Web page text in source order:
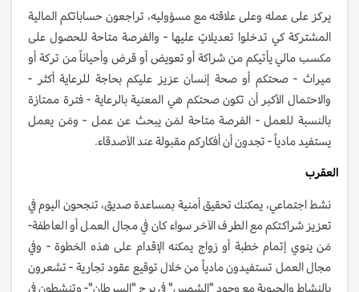
يركز على عمله وعلى علاقته مع مسؤوليه، تراجعون حساباتكم المالية
المشتركة كي تدخلوا تعديلاتٍ عليها - والفرصة متاحة للحصول على
مكسب مالي يأتيكم من شراكة أو تعويض أو قرض وأحياناً من تركة أو
ميراث - صحتكم أو صحة إنسان عزيز عليكم بحاجة للرعاية أكثر -
والاحتمال الأكبر أن تكون صحتكم هي المعنية بالرعاية - فترة ممتازة
بالنسبة للعمل - الفرصة متاحة لمَن يبحث عن عمل - ومَن يعمل
يستفيد مادياً - تجدون أن أفكاركم مقبولة عند الأصدقاء.
العقرب
نشط اجتماعي، يمكنك تحقيق أمنية بمساعدة صديق، تنجحون اليوم في
تعزيز شراكتكم مع الطرف الآخر سواء كان في مجال العمل أو العاطفة-
مَن ينوي إتمام خطبة أو زواج يمكنه الإقدام على هذه الخطوة - وفي
مجال العمل تستفيدون مادياً من خلال توقيع عقود تجارية - تشعرون
بالنشاط والحيوية مع وجود "الشمس" في برج "السرطان"- وتنشطون في